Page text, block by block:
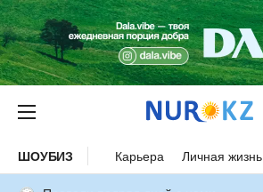
ШОУБИЗ Карьера Личная жизнь